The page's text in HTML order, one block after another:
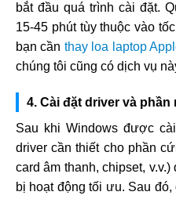
bắt đầu quá trình cài đặt.
15-45 phút tùy thuộc vào
bạn cần thay loa laptop
chúng tôi cũng có dịch vụ
4. Cài đặt driver và phần
Sau khi Windows được
driver cần thiết cho phần
card âm thanh, chipset,
bị hoạt động tối ưu. Sau